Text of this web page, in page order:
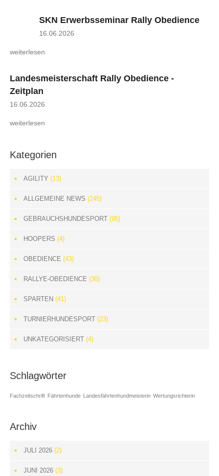
SKN Erwerbsseminar Rally Obedience
16.06.2026
weiterlesen
Landesmeisterschaft Rally Obedience -
Zeitplan
16.06.2026
weiterlesen
Kategorien
AGILITY (13)
ALLGEMEINE NEWS (245)
GEBRAUCHSHUNDESPORT (95)
HOOPERS (4)
OBEDIENCE (43)
RALLYE-OBEDIENCE (30)
SPARTEN (41)
TURNIERHUNDESPORT (23)
UNKATEGORISIERT (4)
Schlagwörter
Fachzeitschrift Fährtenhunde Landesfährtenhundmeisterin Wertungsrichterin
Archiv
JULI 2026 (2)
JUNI 2026 (3)